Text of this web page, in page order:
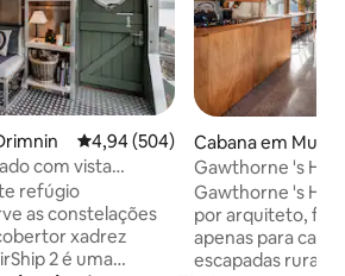
Classificação média de 4,94 em
4,94 (504)
com vista
Altas
refúgio
as constelações
xadrez
2 é uma
Cabana em
Gawthorne 's Hut TOP 10 favorito no
MUNDO.
Gawthorne 's
por arquiteto,
apenas para
escapadas rurais